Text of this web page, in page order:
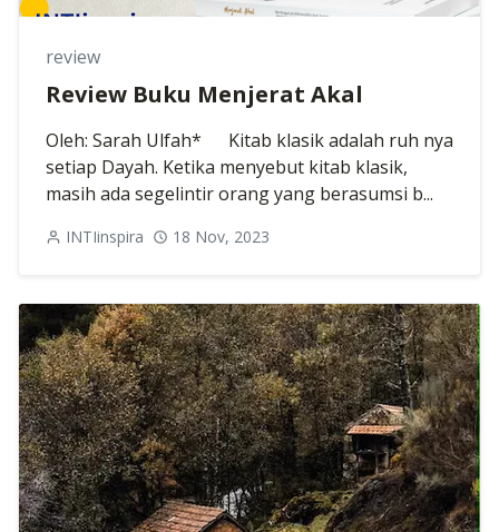
review
Review Buku Menjerat Akal
Oleh: Sarah Ulfah* Kitab klasik adalah ruh nya
setiap Dayah. Ketika menyebut kitab klasik,
masih ada segelintir orang yang berasumsi b...
INTIinspira 18 Nov, 2023